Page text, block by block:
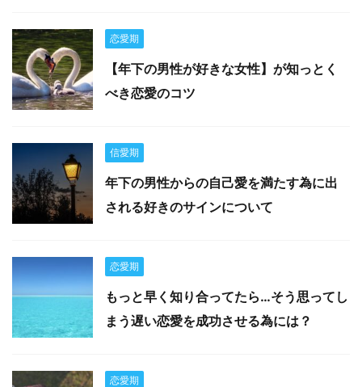
恋愛期
【年下の男性が好きな女性】が知っとく
べき恋愛のコツ
信愛期
年下の男性からの自己愛を満たす為に出
される好きのサインについて
恋愛期
もっと早く知り合ってたら…そう思ってし
まう遅い恋愛を成功させる為には？
恋愛期